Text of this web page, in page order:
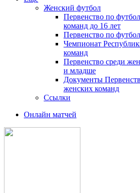
Женский футбол
Первенство по
команд до 16 лет
Первенство по
Чемпионат
команд
Первенство среди
и младше
Документы
женских команд
Ссылки
Онлайн матчей